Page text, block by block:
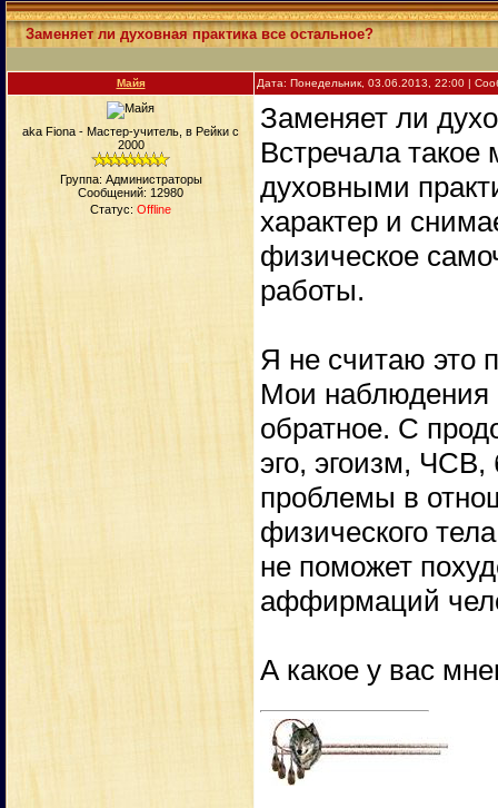
Заменяет ли духовная практика все остальное?
Майя Дата: Понедельник, 03.06.2013, 22:00 |
aka Fiona - Мастер-учитель, в Рейки с
2000
Группа: Администраторы
Сообщений: 12980
Статус: Offline
Заменяет ли
Встречала такое
духовными
характер и
физическое
работы.
Я не считаю это
Мои наблюдения
обратное. С
эго, эгоизм, ЧСВ,
проблемы в
физического
не поможет
аффирмаций
А какое у вас